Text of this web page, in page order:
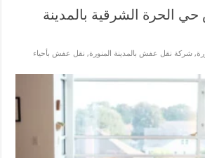
الحرة الشرقية بالمدينة
,شركة نقل عفش بالمدينة المنورة, نقل عفش بأحياء